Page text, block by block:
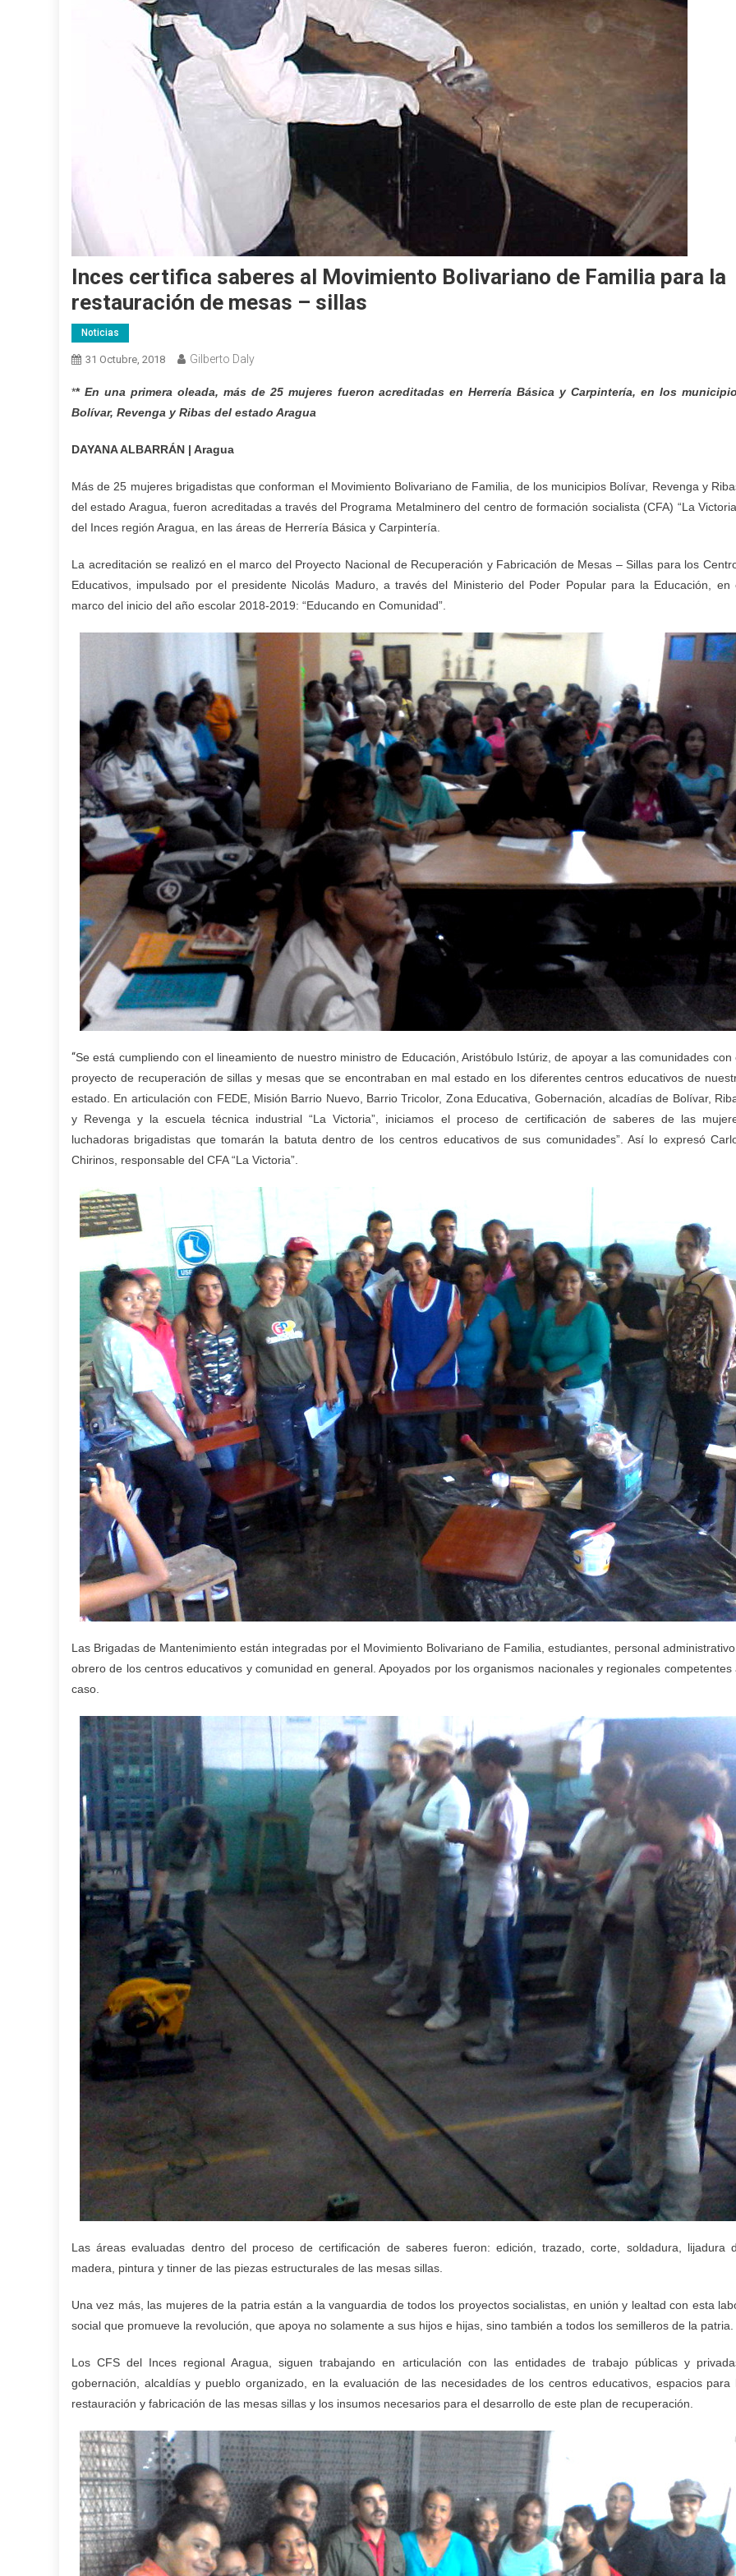
Inces certifica saberes al Movimiento Bolivariano de Familia para la
restauración de mesas – sillas
Noticias
31 Octubre, 2018 Gilberto Daly
** En una primera oleada, más de 25 mujeres fueron acreditadas en Herrería Básica y Carpintería, en los
Bolívar, Revenga y Ribas del estado Aragua
DAYANA ALBARRÁN | Aragua
Más de 25 mujeres brigadistas que conforman el Movimiento Bolivariano de Familia, de los municipios Bolívar, Revenga y
del estado Aragua, fueron acreditadas a través del Programa Metalminero del centro de formación socialista (CFA) “La
del Inces región Aragua, en las áreas de Herrería Básica y Carpintería.
La acreditación se realizó en el marco del Proyecto Nacional de Recuperación y Fabricación de Mesas – Sillas para los
Educativos, impulsado por el presidente Nicolás Maduro, a través del Ministerio del Poder Popular para la Educación, en
marco del inicio del año escolar 2018-2019: “Educando en Comunidad”.
“Se está cumpliendo con el lineamiento de nuestro ministro de Educación, Aristóbulo Istúriz, de apoyar a las comunidades con
proyecto de recuperación de sillas y mesas que se encontraban en mal estado en los diferentes centros educativos de
estado. En articulación con FEDE, Misión Barrio Nuevo, Barrio Tricolor, Zona Educativa, Gobernación, alcadías de Bolívar,
y Revenga y la escuela técnica industrial “La Victoria”, iniciamos el proceso de certificación de saberes de las
luchadoras brigadistas que tomarán la batuta dentro de los centros educativos de sus comunidades”. Así lo expresó
Chirinos, responsable del CFA “La Victoria”.
Las Brigadas de Mantenimiento están integradas por el Movimiento Bolivariano de Familia, estudiantes, personal
obrero de los centros educativos y comunidad en general. Apoyados por los organismos nacionales y regionales competentes
caso.
Las áreas evaluadas dentro del proceso de certificación de saberes fueron: edición, trazado, corte, soldadura, lijadura
madera, pintura y tinner de las piezas estructurales de las mesas sillas.
Una vez más, las mujeres de la patria están a la vanguardia de todos los proyectos socialistas, en unión y lealtad con esta
social que promueve la revolución, que apoya no solamente a sus hijos e hijas, sino también a todos los semilleros de la patria.
Los CFS del Inces regional Aragua, siguen trabajando en articulación con las entidades de trabajo públicas y
gobernación, alcaldías y pueblo organizado, en la evaluación de las necesidades de los centros educativos, espacios para
restauración y fabricación de las mesas sillas y los insumos necesarios para el desarrollo de este plan de recuperación.